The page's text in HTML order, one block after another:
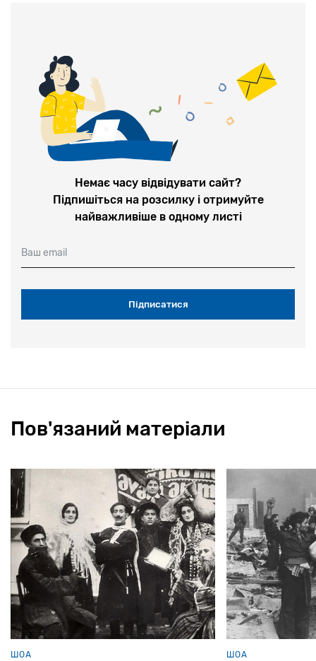
Немає часу відвідувати сайт?
Підпишіться на розсилку і отримуйте
найважливіше в одному листі
Ваш email
Пов'язаний матеріали
ШОА ШОА